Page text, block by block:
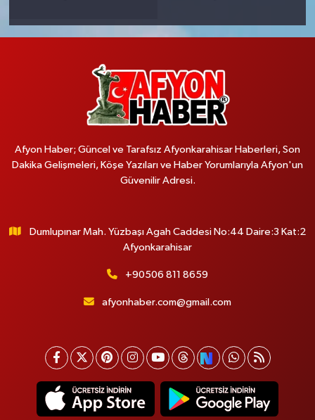
Afyon Haber; Güncel ve Tarafsız Afyonkarahisar Haberleri, Son
Dakika Gelişmeleri, Köşe Yazıları ve Haber Yorumlarıyla Afyon'un
Güvenilir Adresi.
Dumlupınar Mah. Yüzbaşı Agah Caddesi No:44 Daire:3 Kat:2
Afyonkarahisar
+90506 811 8659
afyonhaber.com@gmail.com